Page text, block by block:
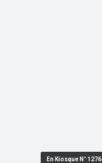
En Kiosque N° 1276